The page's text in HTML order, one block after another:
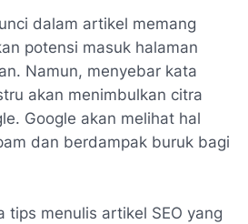
dalam artikel memang
potensi masuk halaman
Namun, menyebar kata
akan menimbulkan citra
Google akan melihat hal
dan berdampak buruk bagi
tips menulis artikel SEO yang